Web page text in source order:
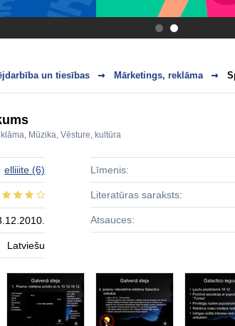
.
un tiesības Mārketings, reklāma
, Mūzika, Vēsture, kultūra
elliiite (6)
Latviešu
Līmenis:
Literatūras saraksts:
Atsauces: